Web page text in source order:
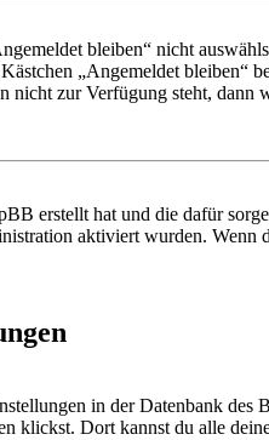
bleiben“ nicht
„Angemeldet
nicht zur Verfügung steht,
erstellt hat und die dafür
aktiviert wurden.
in der Datenbank
klickst. Dort kannst du alle